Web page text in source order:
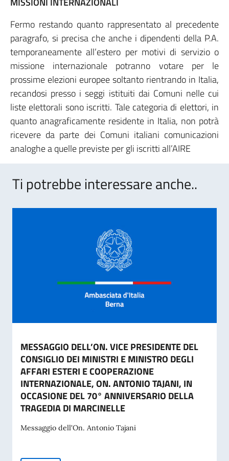
Fermo restando quanto rappresentato al precedente
paragrafo, si precisa che anche i dipendenti della P.A.
temporaneamente all’estero per motivi di servizio o
missione internazionale potranno votare per le
prossime elezioni europee soltanto rientrando in Italia,
recandosi presso i seggi istituiti dai Comuni nelle cui
liste elettorali sono iscritti. Tale categoria di elettori, in
quanto anagraficamente residente in Italia, non potrà
ricevere da parte dei Comuni italiani comunicazioni
analoghe a quelle previste per gli iscritti all’AIRE
Ti potrebbe interessare anche..
MESSAGGIO DELL’ON. VICE PRESIDENTE DEL
CONSIGLIO DEI MINISTRI E MINISTRO DEGLI
AFFARI ESTERI E COOPERAZIONE
INTERNAZIONALE, ON. ANTONIO TAJANI, IN
OCCASIONE DEL 70° ANNIVERSARIO DELLA
TRAGEDIA DI MARCINELLE
Messaggio dell'On. Antonio Tajani